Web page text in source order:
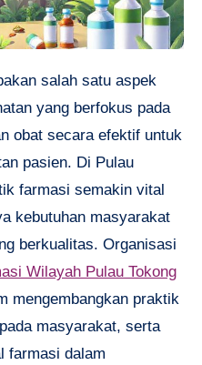
yang berfokus pada
obat secara efektif untuk
pasien. Di Pulau
farmasi semakin vital
kebutuhan masyarakat
berkualitas. Organisasi
Wilayah Pulau Tokong
mengembangkan praktik
masyarakat, serta
farmasi dalam